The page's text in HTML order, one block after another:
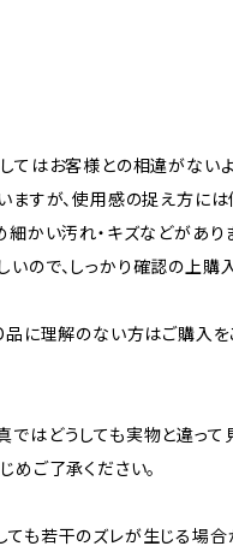
てはお客様との相違がない
ますが、使用感の捉え方には
かい汚れ・キズなどがあり
ので、しっかり確認の上購
品に理解のない方はご購入を
ではどうしても実物と違って
めご了承ください。
ても若干のズレが生じる場